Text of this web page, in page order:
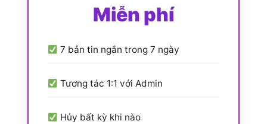
Miễn phí
7 bản tin ngắn trong 7 ngày
Tương tác 1:1 với Admin
Hủy bất kỳ khi nào